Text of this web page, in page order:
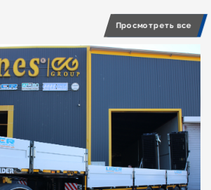
Просмотреть все